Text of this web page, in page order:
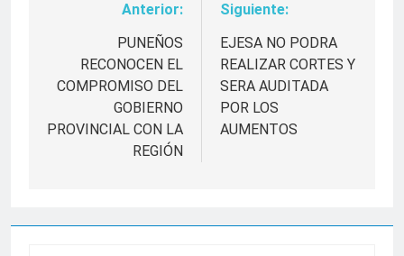
Navegación
entradas
Anterior:
PUNEÑOS
RECONOCEN EL
COMPROMISO DEL
GOBIERNO
PROVINCIAL CON LA
REGIÓN
Siguiente:
EJESA NO PODRA
REALIZAR CORTES Y
SERA AUDITADA
POR LOS
AUMENTOS